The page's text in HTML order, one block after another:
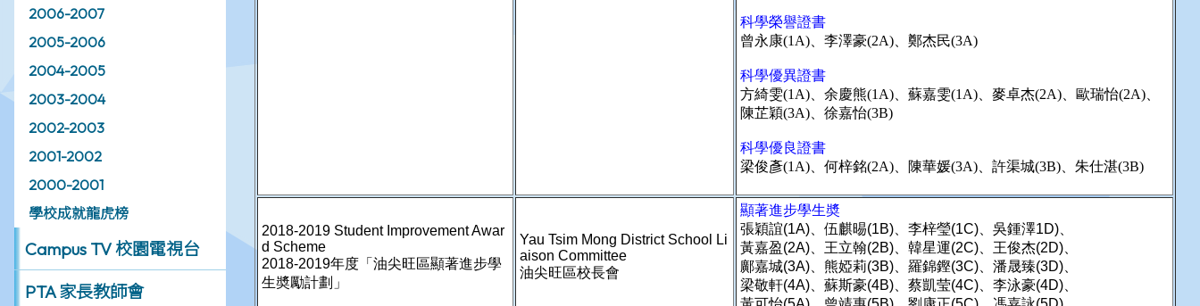
2006-2007
2005-2006
2004-2005
2003-2004
2002-2003
2001-2002
2000-2001
學校成就龍虎榜
Campus TV 校園電視台
PTA 家長教師會